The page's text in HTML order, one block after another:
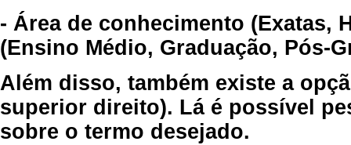
- Área de conhecimento (Exatas,
(Ensino Médio, Graduação, Pós-
Além disso, também existe a
superior direito). Lá é possível
sobre o termo desejado.